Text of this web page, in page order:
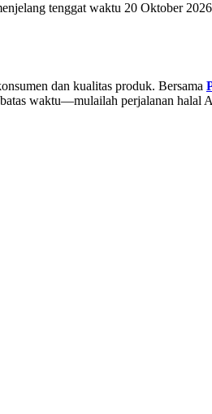
tenggat waktu 20 Oktober
dan kualitas produk. Bersama
waktu—mulailah perjalanan halal